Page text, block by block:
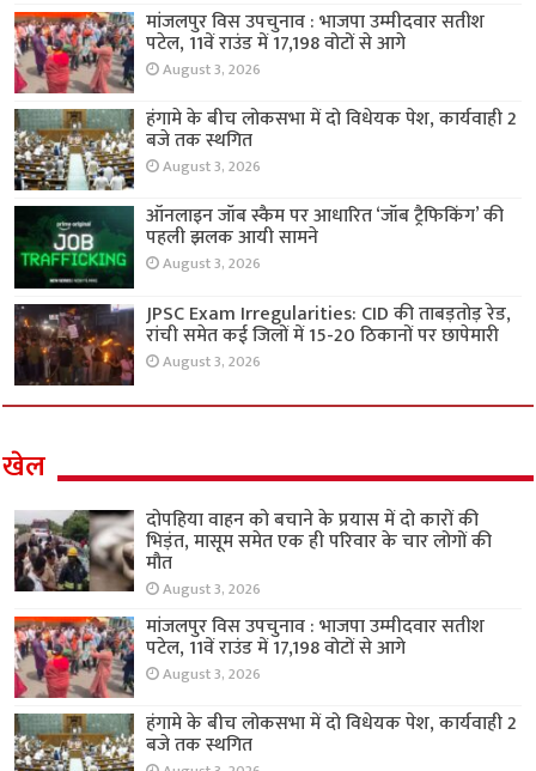
मांजलपुर विस उपचुनाव : भाजपा उम्मीदवार सतीश
पटेल, 11वें राउंड में 17,198 वोटों से आगे
August 3, 2026
हंगामे के बीच लोकसभा में दो विधेयक पेश, कार्यवाही 2
बजे तक स्थगित
August 3, 2026
ऑनलाइन जॉब स्कैम पर आधारित ‘जॉब ट्रैफिकिंग’ की
पहली झलक आयी सामने
August 3, 2026
JPSC Exam Irregularities: CID की ताबड़तोड़ रेड,
रांची समेत कई जिलों में 15-20 ठिकानों पर छापेमारी
August 3, 2026
खेल
दोपहिया वाहन को बचाने के प्रयास में दो कारों की
भिड़ंत, मासूम समेत एक ही परिवार के चार लोगों की
मौत
August 3, 2026
मांजलपुर विस उपचुनाव : भाजपा उम्मीदवार सतीश
पटेल, 11वें राउंड में 17,198 वोटों से आगे
August 3, 2026
हंगामे के बीच लोकसभा में दो विधेयक पेश, कार्यवाही 2
बजे तक स्थगित